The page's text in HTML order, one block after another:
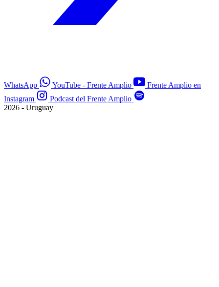
WhatsApp YouTube - Frente Amplio
Frente Amplio en
Instagram
Podcast del Frente Amplio
2026 - Uruguay